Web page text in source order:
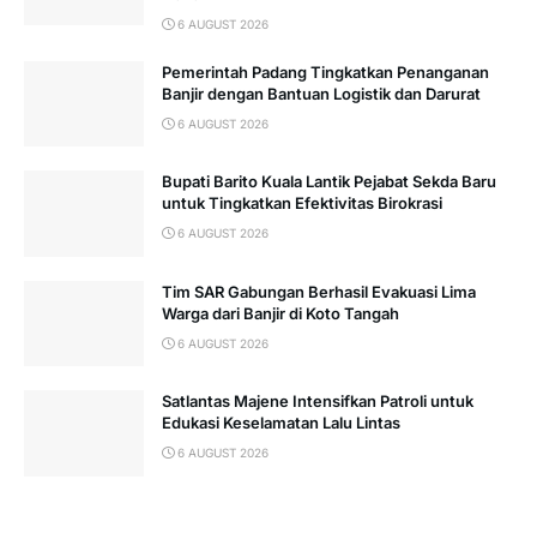
6 AUGUST 2026
Pemerintah Padang Tingkatkan Penanganan
Banjir dengan Bantuan Logistik dan Darurat
6 AUGUST 2026
Bupati Barito Kuala Lantik Pejabat Sekda Baru
untuk Tingkatkan Efektivitas Birokrasi
6 AUGUST 2026
Tim SAR Gabungan Berhasil Evakuasi Lima
Warga dari Banjir di Koto Tangah
6 AUGUST 2026
Satlantas Majene Intensifkan Patroli untuk
Edukasi Keselamatan Lalu Lintas
6 AUGUST 2026